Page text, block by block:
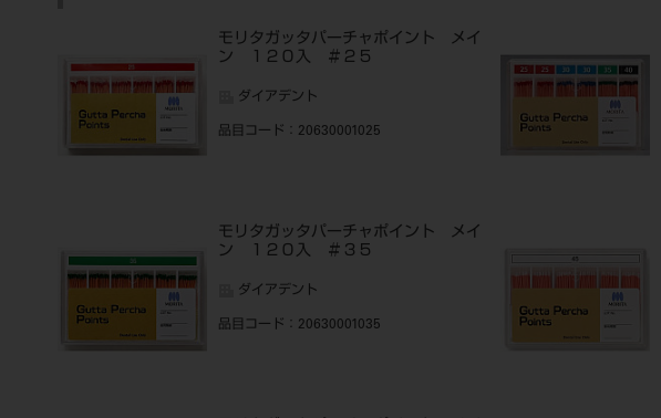
モリタガッタパーチャポイント メイ
ン １２０入 ＃２５
ダイアデント
品目コード ：20630001025
モリタガッタパーチャポイント メイ
ン １２０入 ＃３５
ダイアデント
品目コード ：20630001035